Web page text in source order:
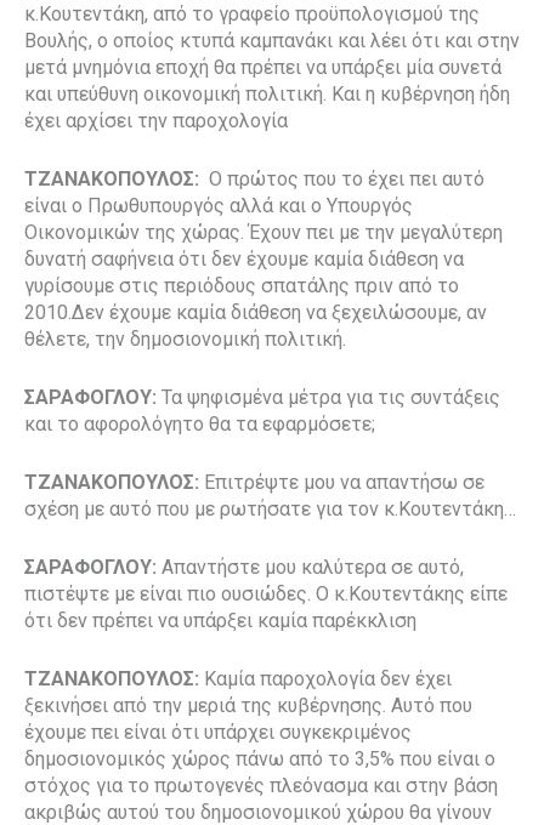
κ.Κουτεντάκη, από το γραφείο προϋπολογισμού της
Βουλής, ο οποίος κτυπά καμπανάκι και λέει ότι και στην
μετά μνημόνια εποχή θα πρέπει να υπάρξει μία συνετά
και υπεύθυνη οικονομική πολιτική. Και η κυβέρνηση ήδη
έχει αρχίσει την παροχολογία
ΤΖΑΝΑΚΟΠΟΥΛΟΣ: Ο πρώτος που το έχει πει αυτό
είναι ο Πρωθυπουργός αλλά και ο Υπουργός
Οικονομικών της χώρας. Έχουν πει με την μεγαλύτερη
δυνατή σαφήνεια ότι δεν έχουμε καμία διάθεση να
γυρίσουμε στις περιόδους σπατάλης πριν από το
2010.Δεν έχουμε καμία διάθεση να ξεχειλώσουμε, αν
θέλετε, την δημοσιονομική πολιτική.
ΣΑΡΑΦΟΓΛΟΥ: Τα ψηφισμένα μέτρα για τις συντάξεις
και το αφορολόγητο θα τα εφαρμόσετε;
ΤΖΑΝΑΚΟΠΟΥΛΟΣ: Επιτρέψτε μου να απαντήσω σε
σχέση με αυτό που με ρωτήσατε για τον κ.Κουτεντάκη…
ΣΑΡΑΦΟΓΛΟΥ: Απαντήστε μου καλύτερα σε αυτό,
πιστέψτε με είναι πιο ουσιώδες. Ο κ.Κουτεντάκης είπε
ότι δεν πρέπει να υπάρξει καμία παρέκκλιση
ΤΖΑΝΑΚΟΠΟΥΛΟΣ: Καμία παροχολογία δεν έχει
ξεκινήσει από την μεριά της κυβέρνησης. Αυτό που
έχουμε πει είναι ότι υπάρχει συγκεκριμένος
δημοσιονομικός χώρος πάνω από το 3,5% που είναι ο
στόχος για το πρωτογενές πλεόνασμα και στην βάση
ακριβώς αυτού του δημοσιονομικού χώρου θα γίνουν